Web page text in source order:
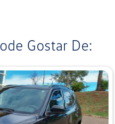
Gostar De: